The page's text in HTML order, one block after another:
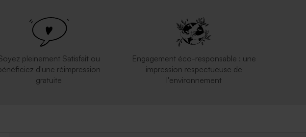
en bois naissance
Sac en lin cerises sur fond ligné
pleinement Satisfait ou
d'une réimpression
gratuite
Engagement éco-responsable : une
impression respectueuse de
l'environnement